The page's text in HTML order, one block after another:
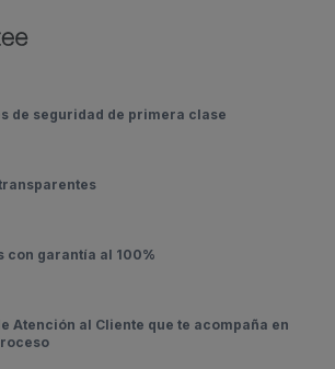
de seguridad de primera clase
con garantía al 100%
Atención al Cliente que te acompaña en